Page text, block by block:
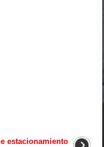
estacionamiento